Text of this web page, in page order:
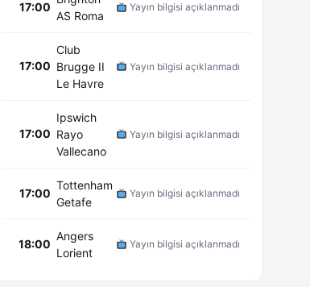
17:00
AS Roma
Yayın bilgisi açıklanmadı
17:00
Club
Brugge II
Le Havre
Yayın bilgisi açıklanmadı
17:00
Ipswich
Rayo
Vallecano
Yayın bilgisi açıklanmadı
17:00
Tottenham
Getafe
Yayın bilgisi açıklanmadı
18:00
Angers
Lorient
Yayın bilgisi açıklanmadı